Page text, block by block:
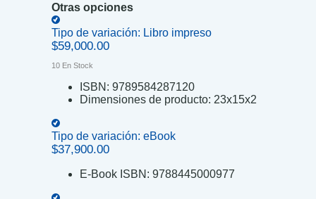
Otras opciones
Tipo de variación: Libro impreso
$59,000.00
10 En Stock
ISBN: 9789584287120
Dimensiones de producto: 23x15x2
Tipo de variación: eBook
$37,900.00
E-Book ISBN: 9788445000977